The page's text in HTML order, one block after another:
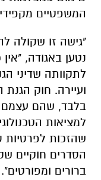
המשפטיים
"גישה זו שקולה
נטען באגודה,
לתקוותה שדיני
ועיירה. חוק
בלבד, שהם עצמם
למציאות
שהזכות לפרטיות
הסדרים חוקיים
ברורים ומפורטים".